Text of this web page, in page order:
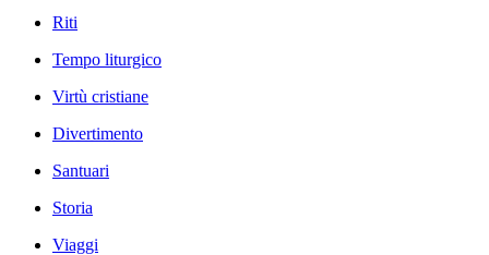
Riti
Tempo liturgico
Virtù cristiane
Divertimento
Santuari
Storia
Viaggi